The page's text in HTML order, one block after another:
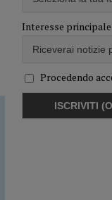
Interesse principale
Procedendo